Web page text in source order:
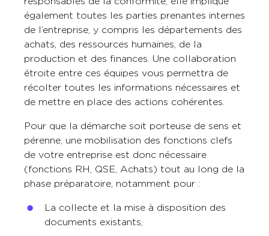
également toutes les parties prenantes internes
de l’entreprise, y compris les départements des
achats, des ressources humaines, de la
production et des finances. Une collaboration
étroite entre ces équipes vous permettra de
récolter toutes les informations nécessaires et
de mettre en place des actions cohérentes.
Pour que la démarche soit porteuse de sens et
pérenne, une mobilisation des fonctions clefs
de votre entreprise est donc nécessaire
(fonctions RH, QSE, Achats) tout au long de la
phase préparatoire, notamment pour :
La collecte et la mise à disposition des
documents existants,